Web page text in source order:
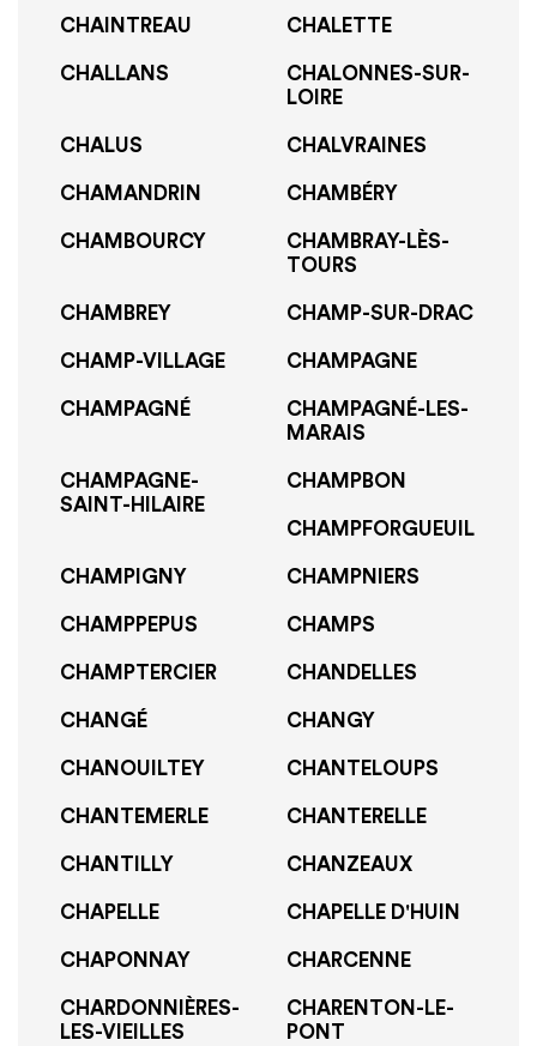
CHAINTREAU CHALETTE
CHALLANS
CHALONNES-SUR-
LOIRE
CHALUS CHALVRAINES
CHAMANDRIN CHAMBÉRY
CHAMBOURCY
CHAMBRAY-LÈS-
TOURS
CHAMBREY CHAMP-SUR-DRAC
CHAMP-VILLAGE CHAMPAGNE
CHAMPAGNÉ
CHAMPAGNÉ-LES-
MARAIS
CHAMPAGNE-
SAINT-HILAIRE
CHAMPBON
CHAMPFORGUEUIL
CHAMPIGNY CHAMPNIERS
CHAMPPEPUS CHAMPS
CHAMPTERCIER CHANDELLES
CHANGÉ CHANGY
CHANOUILTEY CHANTELOUPS
CHANTEMERLE CHANTERELLE
CHANTILLY CHANZEAUX
CHAPELLE CHAPELLE D'HUIN
CHAPONNAY CHARCENNE
CHARDONNIÈRES-
LES-VIEILLES
CHARENTON-LE-
PONT